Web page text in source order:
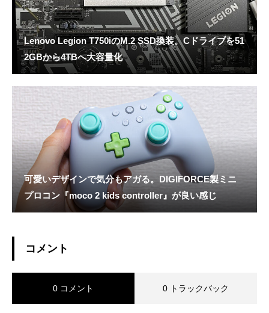
Lenovo Legion T750iのM.2 SSD換装。Cドライブを51
2GBから4TBへ大容量化
可愛いデザインで気分もアガる。DIGIFORCE製ミニ
プロコン『moco 2 kids controller』が良い感じ
コメント
0 コメント 0 トラックバック